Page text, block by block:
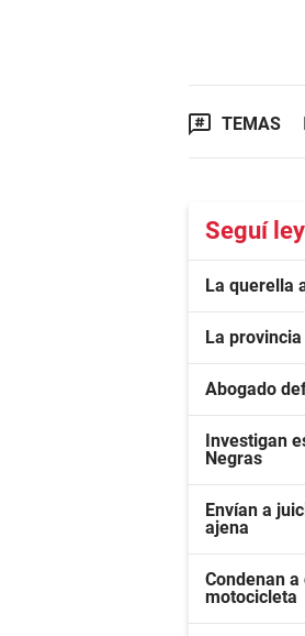
TEMAS
Seguí
La querella
La
Abogado
Investigan
Negras
Envían a
ajena
Condenan
motocicleta